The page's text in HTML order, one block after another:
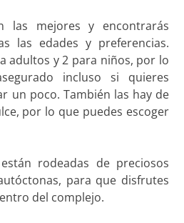
las mejores y encontrarás
las edades y preferencias.
adultos y 2 para niños, por lo
incluso si quieres
un poco. También las hay de
por lo que puedes escoger
rodeadas de preciosos
para que disfrutes
del complejo.